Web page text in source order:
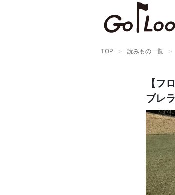
TOP 読みもの一覧
【フ
ブレラ
GO/LOOK! からのお知らせ
まだご登録でない方はぜひ！
店長ジャック厳選の新作商品情報をいち早
編集部セレクトのスタイル提案・お得情報
カートに残っている商品のお知らせ（買い